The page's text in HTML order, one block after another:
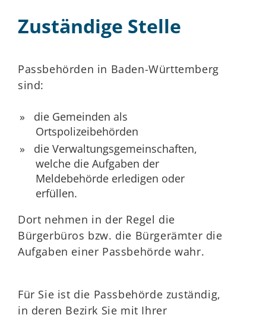
Zuständige Stelle
Passbehörden in Baden-Württemberg
sind:
die Gemeinden als
Ortspolizeibehörden
die Verwaltungsgemeinschaften,
welche die Aufgaben der
Meldebehörde erledigen oder
erfüllen.
Dort nehmen in der Regel die
Bürgerbüros bzw. die Bürgerämter die
Aufgaben einer Passbehörde wahr.
Für Sie ist die Passbehörde zuständig,
in deren Bezirk Sie mit Ihrer